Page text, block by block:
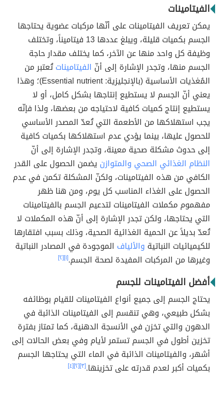
الفيتامينات
يمكن تعريف الفيتامينات على أنّها مركبات عضوية يحتاجها
الجسم بكميات قليلة، ويبلغ عددها 13 فيتاميناً، وتختلف
وظيفة كل واحد منها عن الآخر، كما يختلف مقدار حاجة
الجسم منها، وتجدر الإشارة إلى أنّ الفيتاميناتتُعتبر من
المُغذيات الأساسية (بالإنجليزية: Essential nutrient)؛ وهذا
يعني أنّ الجسم لا يستطيع إنتاجها بشكل كامل، أو لا
يستطيع إنتاج كميات كافية لاحتياجه من بعضها، ولذا فإنّه
يجب استهلاكها من الأطعمة التي تُعدّ المصدر الأساسي
للحصول عليها، بينما يؤدي عدم استهلاكها بكميات كافية
إلى حدوث مشكلة صحية معينة، وتجدر الإشارة إلى أنّ
النظام الغذائي الصحي والمتوازن يضمن الحصول على القدر
الكافي من هذه الفيتامينات، ولكنّ المشكلة تكمن في عدم
الحصول على الغذاء المناسب كل يوم، ومن هنا ظهر
مفهموم مكملات الفيتامينات لتدعيم الجسم بالفيتامينات
التي يحتاجها، ولكن تجدر الإشارة إلى أنّ هذه المكملات لا
تُعدّ بديلاً عن الحمية الغذائية الصحية، وذلك بسبب افتقارها
للكيميائيات النباتية والألياف الموجودة في المصادر النباتية
وغيرها من المركبات المفيدة لصحة الجسم.[١] [٢]
أفضل الفيتامينات للجسم
يحتاج الجسم إلى جميع أنواع الفيتامينات للقيام بوظائفه
بشكل طبيعي، وهي تنقسم إلى الفيتامينات الذائبة في
الدهون والتي تخزن في الأنسجة الدهنية، كما تمتاز بفترة
تخزين أطول في الجسم تستمر لأيام وفي بعض الحالات إلى
أشهر، والفيتامينات الذائبة في الماء التي يحتاجها الجسم
بكميات أكبر لعدم قدرته على تخزينها.[٣] [٢] [٤]